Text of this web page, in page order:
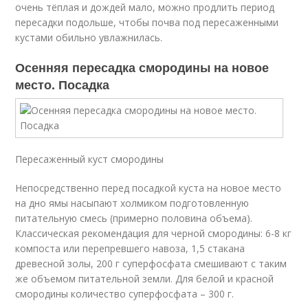
очень тёплая и дождей мало, можно продлить период
пересадки подольше, чтобы почва под пересаженными
кустами обильно увлажнилась.
Осенняя пересадка смородины на новое
место. Посадка
Пересаженный куст смородины
Непосредственно перед посадкой куста на новое место
на дно ямы насыпают холмиком подготовленную
питательную смесь (примерно половина объема).
Классическая рекомендация для черной смородины: 6-8 кг
компоста или перепревшего навоза, 1,5 стакана
древесной золы, 200 г суперфосфата смешивают с таким
же объемом питательной земли. Для белой и красной
смородины количество суперфосфата – 300 г.